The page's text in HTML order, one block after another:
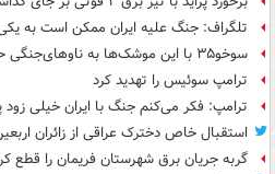
تلگراف: جنگ علیه ایران ممکن است به
سوخو۳۵ با این موشک‌ها به ناوهای‌جنگی حمله می‌کند
ترامپ سوئیس را تهدید کرد
ترامپ: فکر می‌کنم جنگ با ایران خیلی زود
استقبال خاص دخترک عراقی از زائران
گربه جریان برق شهرستان فریمان را قطع